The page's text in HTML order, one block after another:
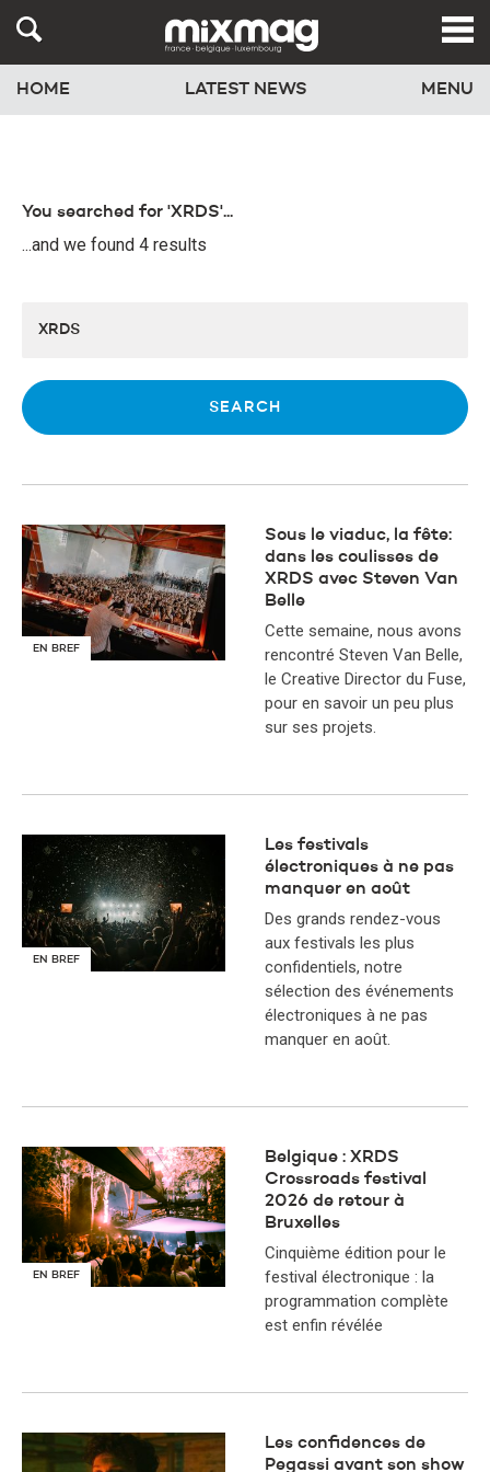
HOME LATEST NEWS MENU
You searched for 'XRDS'...
...and we found 4 results
EN BREF
Sous le viaduc, la fête:
dans les coulisses de
XRDS avec Steven Van
Belle
​Cette semaine, nous avons
rencontré Steven Van Belle,
le Creative Director du Fuse,
pour en savoir un peu plus
sur ses projets.
EN BREF
Les festivals
électroniques à ne pas
manquer en août
Des grands rendez-vous
aux festivals les plus
confidentiels, notre
sélection des événements
électroniques à ne pas
manquer en août.
EN BREF
Belgique : XRDS
Crossroads festival
2026 de retour à
Bruxelles
Cinquième édition pour le
festival électronique : la
programmation complète
est enfin révélée
Les confidences de
Pegassi avant son show